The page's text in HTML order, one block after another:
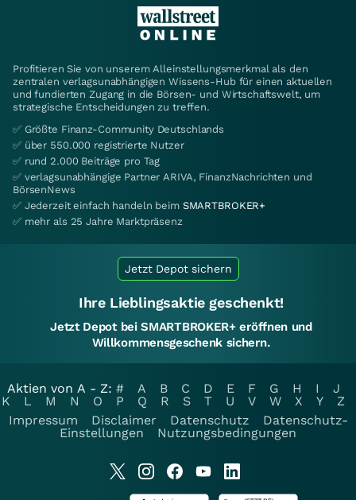
Profitieren Sie von unserem Alleinstellungsmerkmal als den
zentralen verlagsunabhängigen Wissens-Hub für einen aktuellen
und fundierten Zugang in die Börsen- und Wirtschaftswelt, um
strategische Entscheidungen zu treffen.
✅ Größte Finanz-Community Deutschlands
✅ über 550.000 registrierte Nutzer
✅ rund 2.000 Beiträge pro Tag
✅ verlagsunabhängige Partner ARIVA, FinanzNachrichten und
BörsenNews
✅ Jederzeit einfach handeln beim SMARTBROKER+
✅ mehr als 25 Jahre Marktpräsenz
Jetzt Depot sichern
Ihre Lieblingsaktie geschenkt!
Jetzt Depot bei SMARTBROKER+ eröffnen und
Willkommensgeschenk sichern.
Aktien von A - Z: # A B C D E F G H I
J
K
L M N O P Q R S T U V W X Y
Z
Impressum
Disclaimer Datenschutz
Datenschutz-
Einstellungen
Nutzungsbedingungen